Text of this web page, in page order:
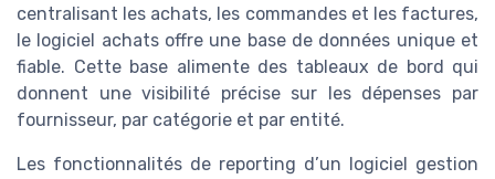
centralisant les achats, les commandes et les factures,
le logiciel achats offre une base de données unique et
fiable. Cette base alimente des tableaux de bord qui
donnent une visibilité précise sur les dépenses par
fournisseur, par catégorie et par entité.
Les fonctionnalités de reporting d’un logiciel gestion